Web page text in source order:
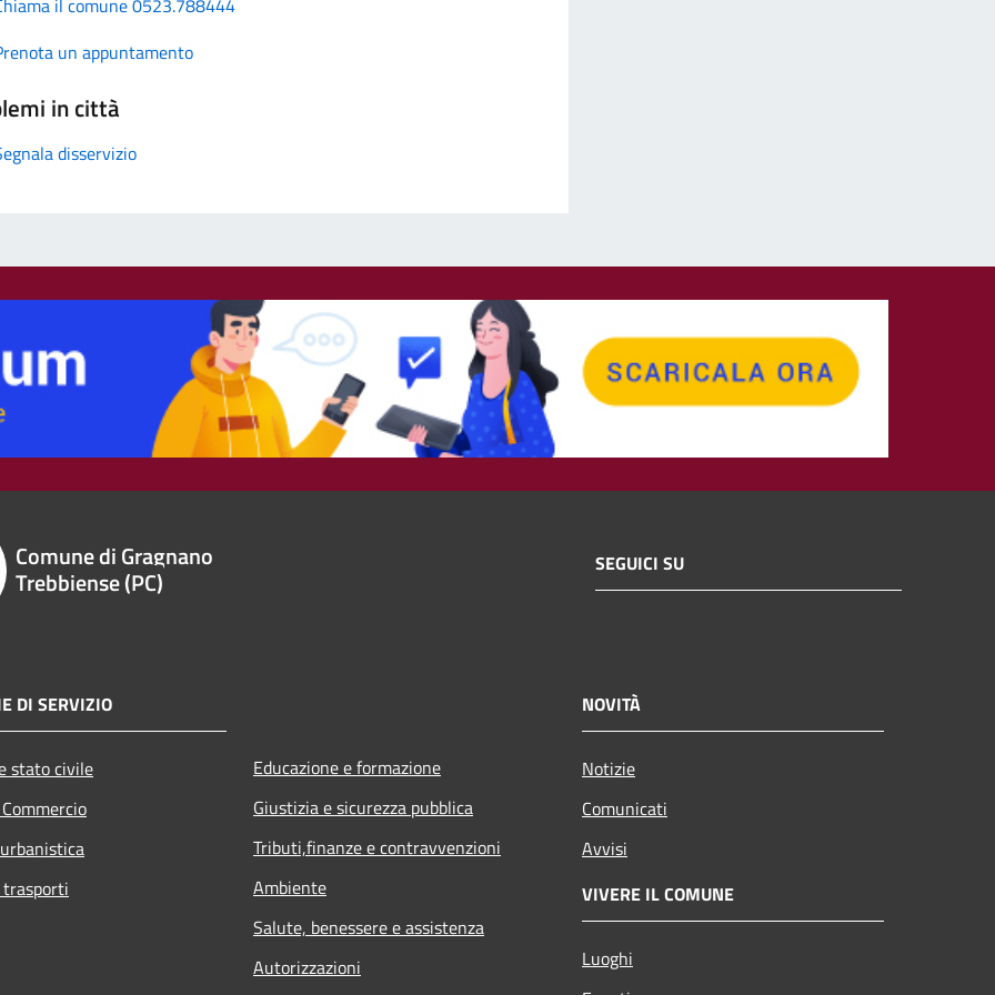
un appuntamento
in città
disservizio
Comune di Gragnano
Trebbiense (PC)
SEGUICI SU
DI SERVIZIO
stato civile
Educazione e formazione
Giustizia e sicurezza pubblica
Tributi,finanze e contravvenzioni
Ambiente
Salute, benessere e assistenza
Autorizzazioni
NOVITÀ
Notizie
Comunicati
Avvisi
VIVERE IL COMUNE
Luoghi